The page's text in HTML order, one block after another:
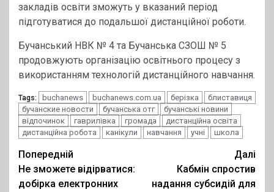
закладів освіти зможуть у вказаний період
підготуватися до подальшої дистанційної роботи.
Бучанський НВК № 4 та Бучанська СЗОШ № 5
продовжують організацію освітнього процесу з
використанням технологій дистанційного навчання.
Tags: buchanews buchanews.com.ua берізка
блиставиця
бучанские новости
бучанська отг
бучанські новини
відпочинок
гаврилівка громада
дистанційна освіта
дистанційна робота
канікули навчання учні школа
Post
navigation
Попередній
Не зможете відірватися:
добірка електронних
Далі
Кабмін спростив
надання субсидій для